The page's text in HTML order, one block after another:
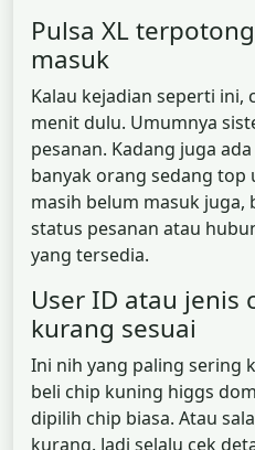
Pulsa XL
masuk
Kalau kejadian seperti ini,
menit dulu. Umumnya
pesanan. Kadang juga
banyak orang sedang top
masih belum masuk juga,
status pesanan atau
yang tersedia.
User ID atau jenis
kurang sesuai
Ini nih yang paling sering
beli chip kuning higgs
dipilih chip biasa. Atau
kurang. Jadi selalu cek